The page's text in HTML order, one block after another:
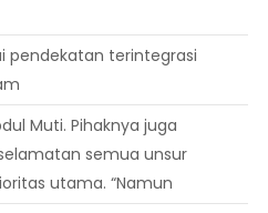
pendekatan terintegrasi
Muti. Pihaknya juga
semua unsur
utama. “Namun